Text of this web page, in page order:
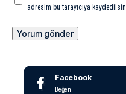
adresim bu tarayıcıya kaydedilsin.
Facebook
Beğen